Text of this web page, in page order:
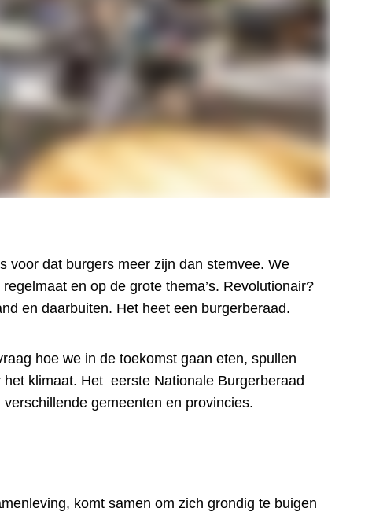
voor dat burgers meer zijn dan stemvee. We
en op de grote thema’s. Revolutionair?
en daarbuiten. Het heet een burgerberaad.
hoe we in de toekomst gaan eten, spullen
klimaat. Het eerste Nationale Burgerberaad
gemeenten en provincies.
komt samen om zich grondig te buigen